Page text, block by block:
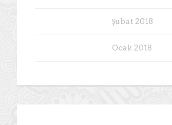
Şubat 2018
Ocak 2018